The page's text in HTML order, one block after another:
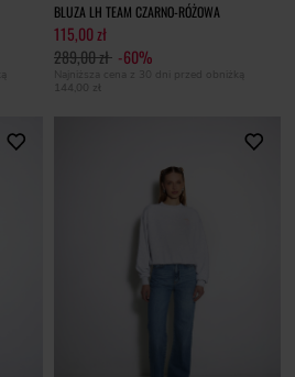
BLUZA LH TEAM CZARNO-RÓŻOWA
115,00 zł
289,00 zł -60%
Najniższa cena z 30 dni przed obniżką
144,00 zł